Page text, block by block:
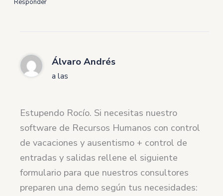
Responder
Álvaro Andrés
a las
Estupendo Rocío. Si necesitas nuestro
software de Recursos Humanos con control
de vacaciones y ausentismo + control de
entradas y salidas rellene el siguiente
formulario para que nuestros consultores
preparen una demo según tus necesidades: